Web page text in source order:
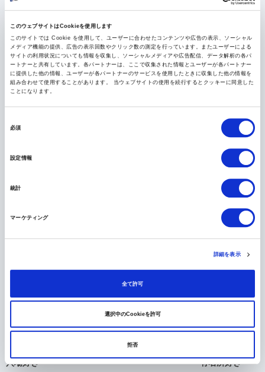
このウェブサイトはCookieを使用します
このサイトでは Cookie を使用して、ユーザーに合わせたコンテンツや広告の表示、ソーシャル
メディア機能の提供、広告の表示回数やクリック数の測定を行っています。またユーザーによる
サイトの利用状況についても情報を収集し、ソーシャルメディアや広告配信、データ解析の各パ
ートナーと共有しています。各パートナーは、ここで収集された情報とユーザーが各パートナー
に提供した他の情報、ユーザーが各パートナーのサービスを使用したときに収集した他の情報を
組み合わせて使用することがあります。 当ウェブサイトの使用を続行するとクッキーに同意した
ことになります。
必須
設定情報
統計
マーケティング
詳細を表示
全て許可
選択中のCookieを許可
拒否
交通手段
好みを入れてください
D.アート
穴場好き 有名所好き